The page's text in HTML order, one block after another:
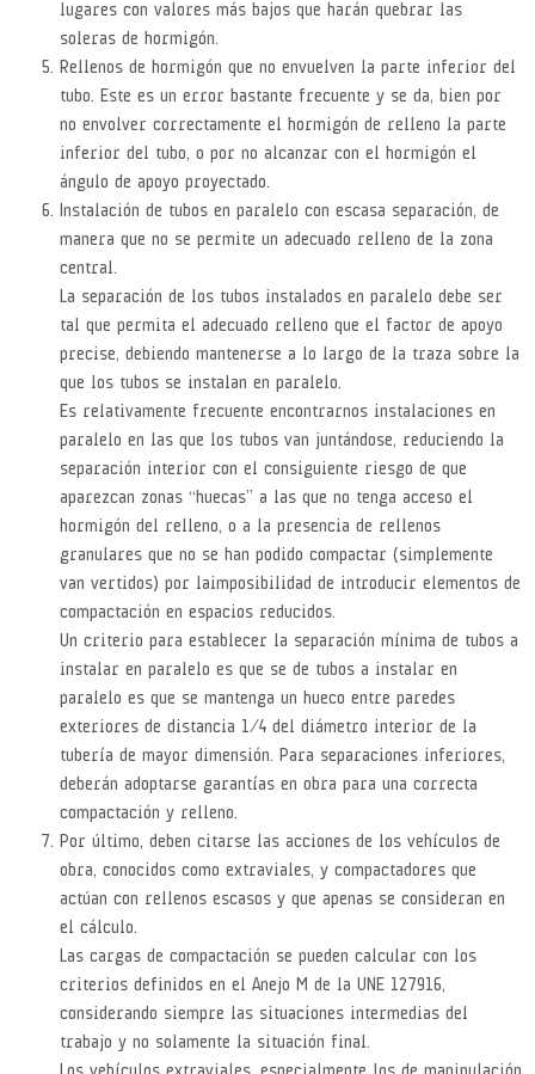
lugares con valores más bajos que harán quebrar las
soleras de hormigón.
Rellenos de hormigón que no envuelven la parte inferior del
tubo. Este es un error bastante frecuente y se da, bien por
no envolver correctamente el hormigón de relleno la parte
inferior del tubo, o por no alcanzar con el hormigón el
ángulo de apoyo proyectado.
Instalación de tubos en paralelo con escasa separación, de
manera que no se permite un adecuado relleno de la zona
central.
La separación de los tubos instalados en paralelo debe ser
tal que permita el adecuado relleno que el factor de apoyo
precise, debiendo mantenerse a lo largo de la traza sobre la
que los tubos se instalan en paralelo.
Es relativamente frecuente encontrarnos instalaciones en
paralelo en las que los tubos van juntándose, reduciendo la
separación interior con el consiguiente riesgo de que
aparezcan zonas “huecas” a las que no tenga acceso el
hormigón del relleno, o a la presencia de rellenos
granulares que no se han podido compactar (simplemente
van vertidos) por la imposibilidad de introducir elementos de
compactación en espacios reducidos.
Un criterio para establecer la separación mínima de tubos a
instalar en paralelo es que se de tubos a instalar en
paralelo es que se mantenga un hueco entre paredes
exteriores de distancia 1⁄4 del diámetro interior de la
tubería de mayor dimensión. Para separaciones inferiores,
deberán adoptarse garantías en obra para una correcta
compactación y relleno.
Por último, deben citarse las acciones de los vehículos de
obra, conocidos como extraviales, y compactadores que
actúan con rellenos escasos y que apenas se consideran en
el cálculo.
Las cargas de compactación se pueden calcular con los
criterios definidos en el Anejo M de la UNE 127916,
considerando siempre las situaciones intermedias del
trabajo y no solamente la situación final.